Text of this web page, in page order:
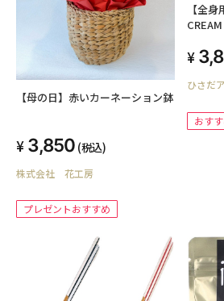
【母の日】赤いカーネーション鉢
3,850 (税込)
株式会社 花工房
プレゼントおすすめ
【全
ひさだ
おす